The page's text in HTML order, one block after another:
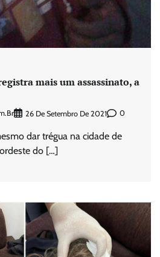
mais um assassinato, a
26 De Setembro De 2021 0
dar trégua na cidade de
do […]